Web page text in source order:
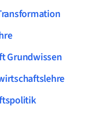
Grundwissen